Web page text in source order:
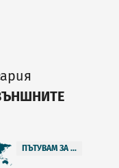
ПЪТУВАМ ЗА ...